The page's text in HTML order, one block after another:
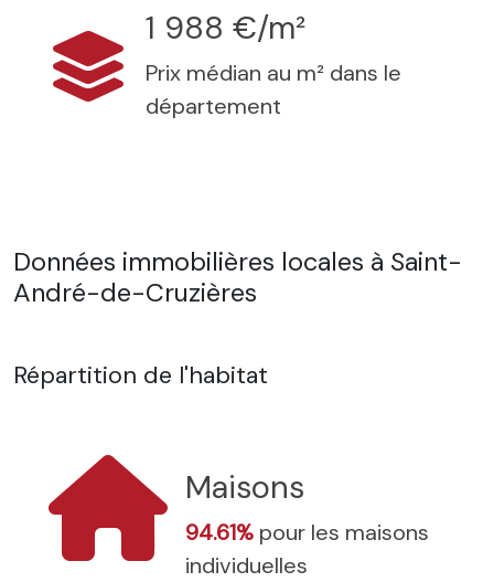
1 988 €/m²
Prix médian au m² dans le
département
Données immobilières locales à Saint-
André-de-Cruzières
Répartition de l'habitat
Maisons
94.61% pour les maisons
individuelles